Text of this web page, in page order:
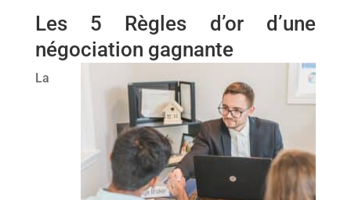
Les 5 Règles d’or d’une
négociation gagnante
La